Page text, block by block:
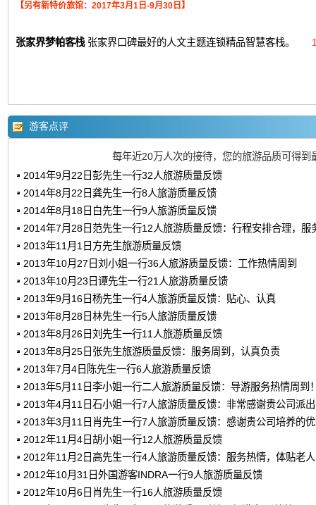
【另有新特价旅馆：2017年3月1日-9月30日】
张家界梦帕客栈张家界口碑最好的人文主题连锁精品智慧客栈。
游客点评
每年近20万人次的接待，您的旅游品质可得到
2014年9月22日彭先生一行32人旅游质量反馈
2014年8月22日龚先生一行8人旅游质量反馈
2014年8月18日白先生一行9人旅游质量反馈
2014年7月28日范先生一行12人旅游质量反馈：行程安排合理，服
2013年11月1日方先生旅游质量反馈
2013年10月27日刘小姐一行36人旅游质量反馈：工作热情周到
2013年10月23日谭先生一行21人旅游质量反馈
2013年9月16日杨先生一行4人旅游质量反馈：贴心、认真
2013年8月28日林先生一行5人旅游质量反馈
2013年8月26日刘先生一行11人旅游质量反馈
2013年8月25日张先生旅游质量反馈：服务周到，认真负责
2013年7月4日陈先生一行6人旅游质量反馈
2013年5月11日李小姐一行二人旅游质量反馈：导游服务热情周到
2013年4月11日石小姐一行7人旅游质量反馈：非常感谢贵公司派
2013年3月11日肖先生一行7人旅游质量反馈：感谢贵公司培养的
2012年11月4日胡小姐一行12人旅游质量反馈
2012年11月2日高先生一行4人旅游质量反馈：服务热情，体贴老
2012年10月31日外国游客INDRA一行9人旅游质量反馈
2012年10月6日肖先生一行16人旅游质量反馈